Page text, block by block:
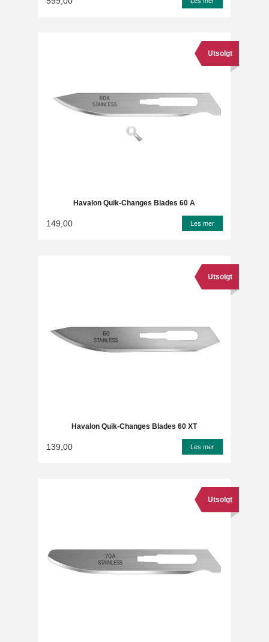
Havalon Quik-Changes Blades 60 A
Utsolgt
149,00 Les mer
Havalon Quik-Changes Blades 60 XT
Utsolgt
139,00 Les mer
Utsolgt